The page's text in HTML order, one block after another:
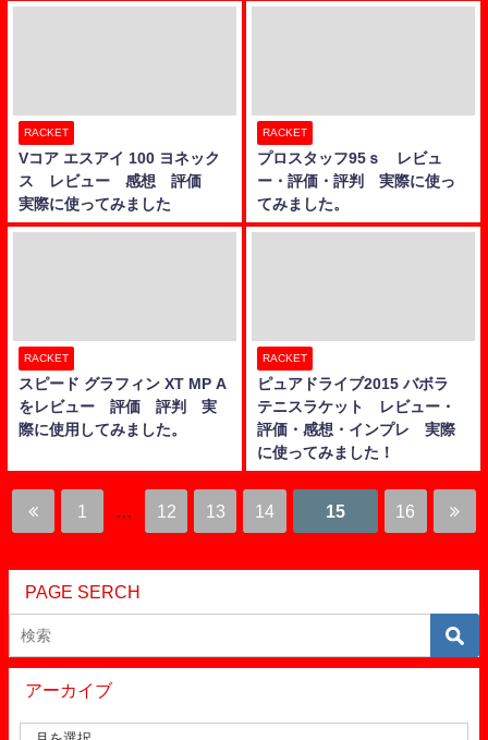
RACKET
Vコア エスアイ 100 ヨネック
ス レビュー 感想 評価
実際に使ってみました
RACKET
プロスタッフ95ｓ レビュ
ー・評価・評判 実際に使っ
てみました。
RACKET
スピード グラフィン XT MP A
をレビュー 評価 評判 実
際に使用してみました。
RACKET
ピュアドライブ2015 バボラ
テニスラケット レビュー・
評価・感想・インプレ 実際
に使ってみました！
1 12 13 14 15 16
PAGE SERCH
アーカイブ